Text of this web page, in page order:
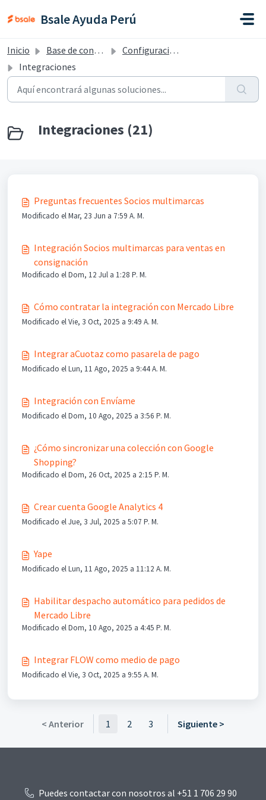
Bsale Ayuda Perú
Inicio Base de conocimientos
Configuraciones - Perú
Integraciones
Integraciones (21)
Preguntas frecuentes Socios multimarcas
Modificado el Mar, 23 Jun a 7:59 A. M.
Integración Socios multimarcas para ventas en
consignación
Modificado el Dom, 12 Jul a 1:28 P. M.
Cómo contratar la integración con Mercado Libre
Modificado el Vie, 3 Oct, 2025 a 9:49 A. M.
Integrar aCuotaz como pasarela de pago
Modificado el Lun, 11 Ago, 2025 a 9:44 A. M.
Integración con Envíame
Modificado el Dom, 10 Ago, 2025 a 3:56 P. M.
¿Cómo sincronizar una colección con Google
Shopping?
Modificado el Dom, 26 Oct, 2025 a 2:15 P. M.
Crear cuenta Google Analytics 4
Modificado el Jue, 3 Jul, 2025 a 5:07 P. M.
Yape
Modificado el Lun, 11 Ago, 2025 a 11:12 A. M.
Habilitar despacho automático para pedidos de
Mercado Libre
Modificado el Dom, 10 Ago, 2025 a 4:45 P. M.
Integrar FLOW como medio de pago
Modificado el Vie, 3 Oct, 2025 a 9:55 A. M.
< Anterior 1 2 3 Siguiente >
Puedes contactar con nosotros al +51 1 706 29 90